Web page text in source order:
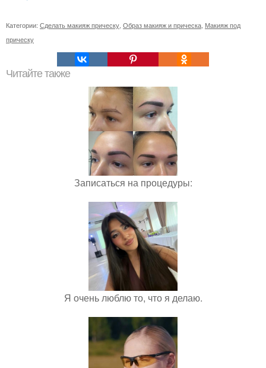
Категории: Сделать макияж прическу Образ макияж и прическа Макияж под
прическу
Читайте также
Записаться на процедуры:
Я очень люблю то, что я делаю.